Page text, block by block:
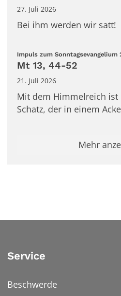
27. Juli 2026
Bei ihm werden wir satt!
Impuls zum Sonntagsevangelium
Mt 13, 44-52
21. Juli 2026
Mit dem Himmelreich
Schatz, der in einem
Mehr
Service
Beschwerde